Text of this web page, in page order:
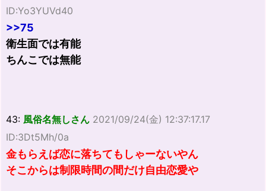
ID:Yo3YUVd40
>>75
衛生面では有能
ちんこでは無能
43: 風俗名無しさん 2021/09/24(金) 12:37:17.17
ID:3Dt5Mh/0a
金もらえば恋に落ちてもしゃーないやん
そこからは制限時間の間だけ自由恋愛や